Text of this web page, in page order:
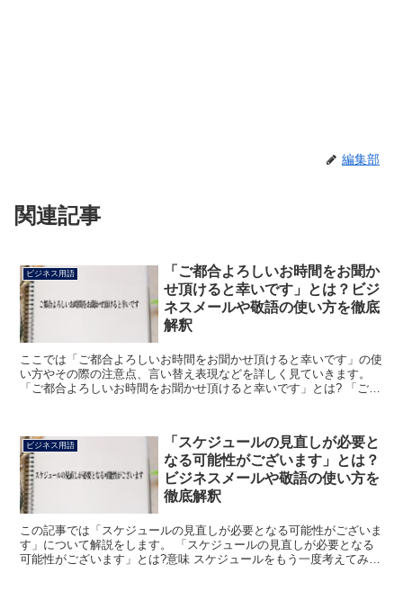
編集部
関連記事
ビジネス用語
「ご都合よろしいお時間をお聞か
せ頂けると幸いです」とは？ビジ
ネスメールや敬語の使い方を徹底
解釈
ここでは「ご都合よろしいお時間をお聞かせ頂けると幸いです」の使
い方やその際の注意点、言い替え表現などを詳しく見ていきます。
「ご都合よろしいお時間をお聞かせ頂けると幸いです」とは? 「ご都
ビジネス用語
「スケジュールの見直しが必要と
なる可能性がございます」とは？
ビジネスメールや敬語の使い方を
徹底解釈
この記事では「スケジュールの見直しが必要となる可能性がございま
す」について解説をします。 「スケジュールの見直しが必要となる
可能性がございます」とは?意味 スケジュールをもう一度考えてみる